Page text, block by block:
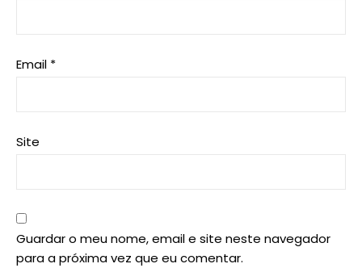
Email *
Site
Guardar o meu nome, email e site neste navegador
para a próxima vez que eu comentar.